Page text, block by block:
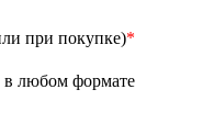
при покупке)*
в любом формате